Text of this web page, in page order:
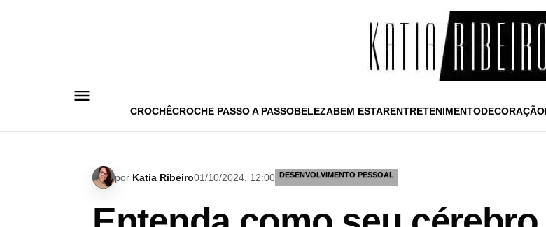
CROCHÊCROCHE PASSO A PASSOBELEZABEM ESTARENTRETENIMENTODECORAÇÃO
por Katia Ribeiro01/10/2024, 12:00 DESENVOLVIMENTO PESSOAL